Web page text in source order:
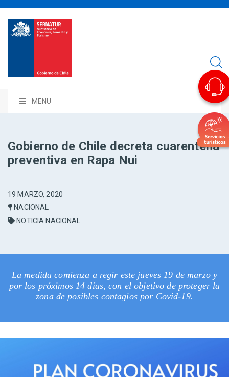
MENU
Gobierno de Chile decreta cuarentena
preventiva en Rapa Nui
19 MARZO, 2020
NACIONAL
NOTICIA NACIONAL
La medida comienza a regir este jueves 19 de marzo y
por los próximos 14 días, con el objetivo de proteger la
zona de posibles contagios por Covid-19.